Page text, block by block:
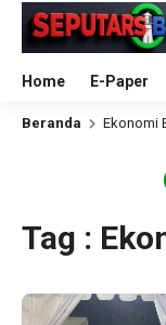
Home E-Paper
Beranda Ekonomi
Tag :